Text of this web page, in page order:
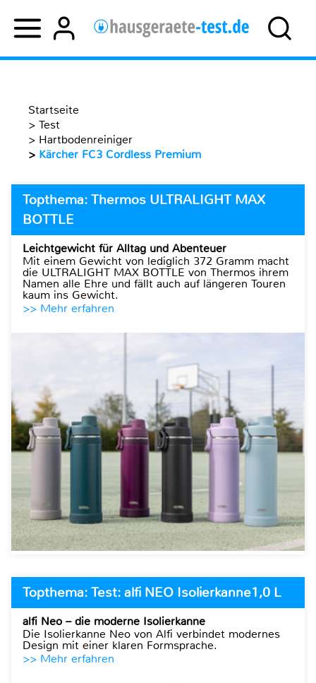
Startseite
> Test
> Hartbodenreiniger
> Kärcher FC3 Cordless Premium
Topthema: Thermos ULTRALIGHT MAX
BOTTLE
Leichtgewicht für Alltag und Abenteuer
Mit einem Gewicht von lediglich 372 Gramm macht
die ULTRALIGHT MAX BOTTLE von Thermos ihrem
Namen alle Ehre und fällt auch auf längeren Touren
kaum ins Gewicht.
>> Mehr erfahren
Topthema: Test: alfi NEO Isolierkanne1,0 L
alfi Neo – die moderne Isolierkanne
Die Isolierkanne Neo von Alfi verbindet modernes
Design mit einer klaren Formsprache.
>> Mehr erfahren